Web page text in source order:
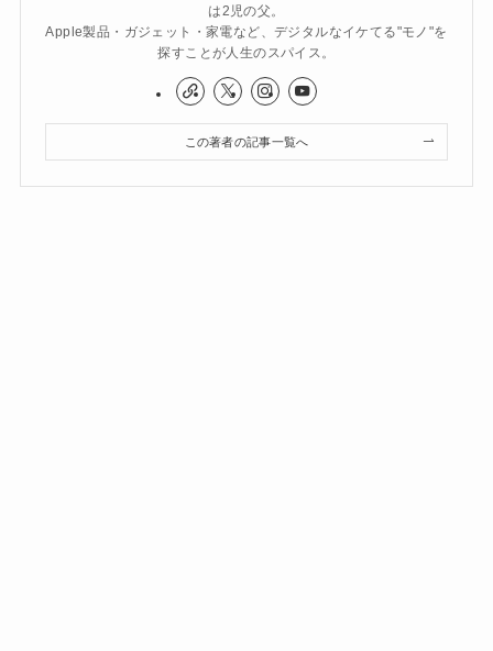
は2児の父。
Apple製品・ガジェット・家電など、デジタルなイケてる"モノ"を
探すことが人生のスパイス。
この著者の記事一覧へ